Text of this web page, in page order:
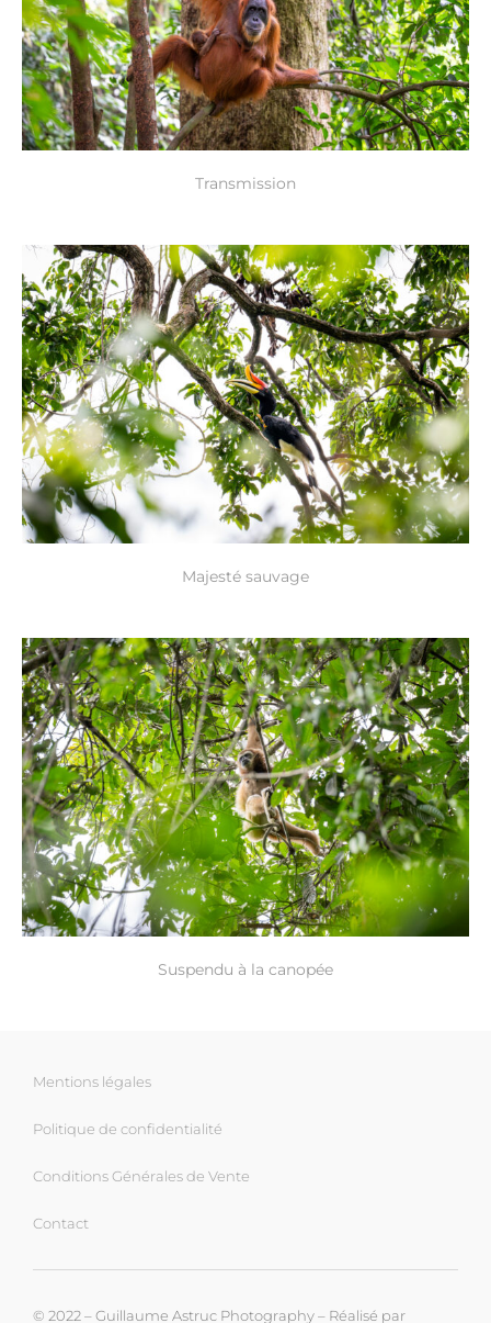
Transmission
Majesté sauvage
Suspendu à la canopée
Mentions légales
Politique de confidentialité
Conditions Générales de Vente
Contact
© 2022 – Guillaume Astruc Photography – Réalisé par